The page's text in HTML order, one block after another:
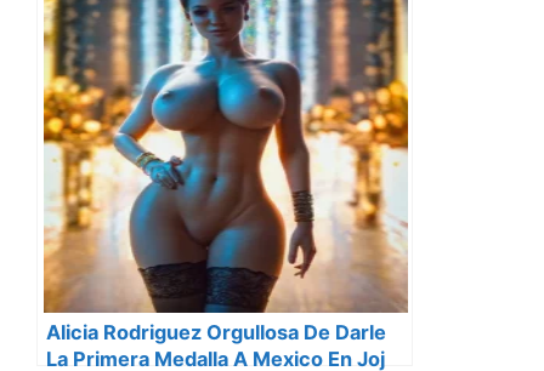
Alicia Rodriguez Orgullosa De Darle
La Primera Medalla A Mexico En Joj